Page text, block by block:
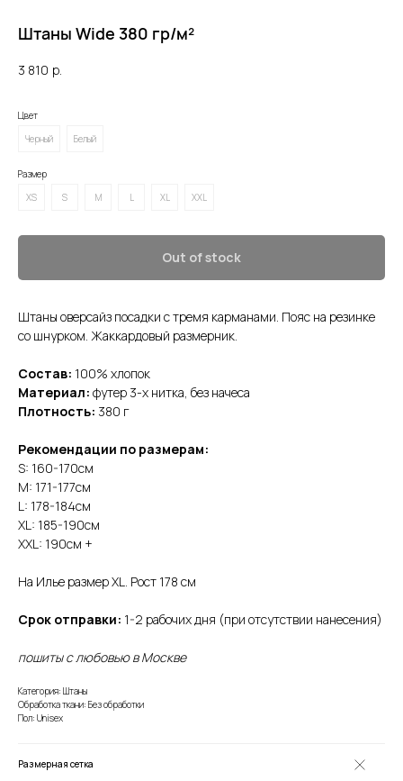
Штаны Wide 380 гр/м²
3 810 р.
Цвет
Черный
Белый
Размер
XS
S M L XL XXL
Out of stock
Штаны оверсайз посадки с тремя карманами. Пояс на резинке
со шнурком. Жаккардовый размерник.
Состав: 100% хлопок
Материал: футер 3-х нитка, без начеса
Плотность: 380 г
Рекомендации по размерам:
S: 160-170см
M: 171-177см
L: 178-184см
XL: 185-190см
XXL: 190см +
На Илье размер XL. Рост 178 см
Срок отправки: 1-2 рабочих дня (при отсутствии нанесения)
пошиты с любовью в Москве
Категория: Штаны
Обработка ткани: Без обработки
Пол: Unisex
Размерная сетка
здесь можно купить наши бланки без печати.